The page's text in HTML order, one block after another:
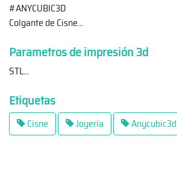
#ANYCUBIC3D
Colgante de Cisne...
Parametros de impresión 3d
STL...
Etiquetas
Cisne Joyería Anycubic3d